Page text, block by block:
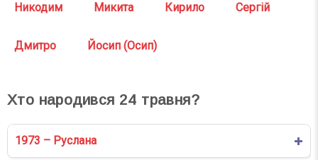
Никодим Микита Кирило Сергій
Дмитро Йосип (Осип)
Хто народився 24 травня?
1973 – Руслана